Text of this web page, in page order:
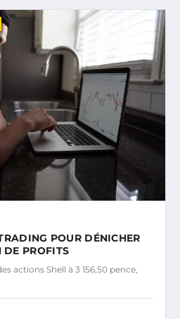
POUR DÉNICHER
DE PROFITS
actions Shell à 3 156,50 pence,